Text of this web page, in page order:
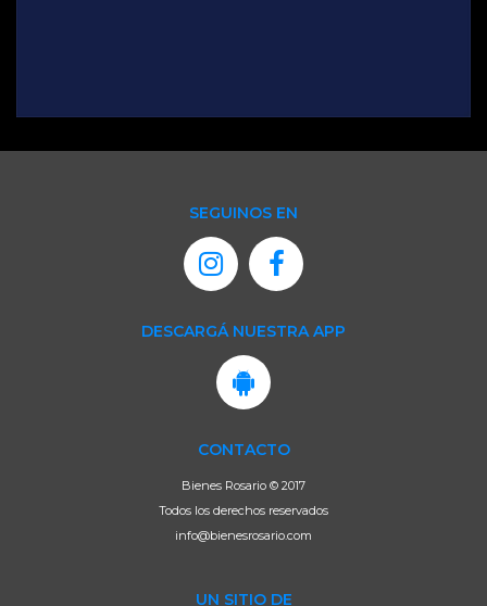
SEGUINOS EN
DESCARGÁ NUESTRA APP
CONTACTO
Bienes Rosario © 2017
Todos los derechos reservados
info@bienesrosario.com
UN SITIO DE